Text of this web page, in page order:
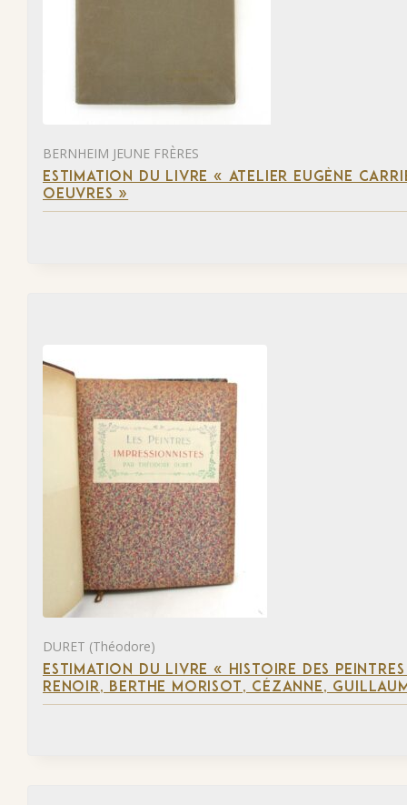
BERNHEIM JEUNE FRÈRES
ESTIMATION DU LIVRE « ATELIER EUGÈNE
OEUVRES »
DURET (Théodore)
ESTIMATION DU LIVRE « HISTOIRE DES
RENOIR, BERTHE MORISOT, CÉZANNE,